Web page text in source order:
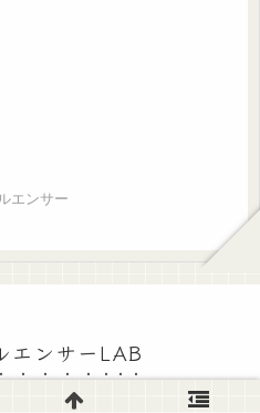
エンサー
エンサーLAB
フルエンサーLAB.